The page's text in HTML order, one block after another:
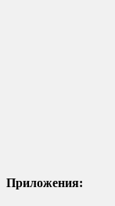
Приложения: